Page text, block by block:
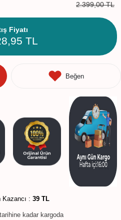
2.399,00TL
Fiyatı
TL
Beğen
Kazancı : 39 TL
tarihine kadar kargoda